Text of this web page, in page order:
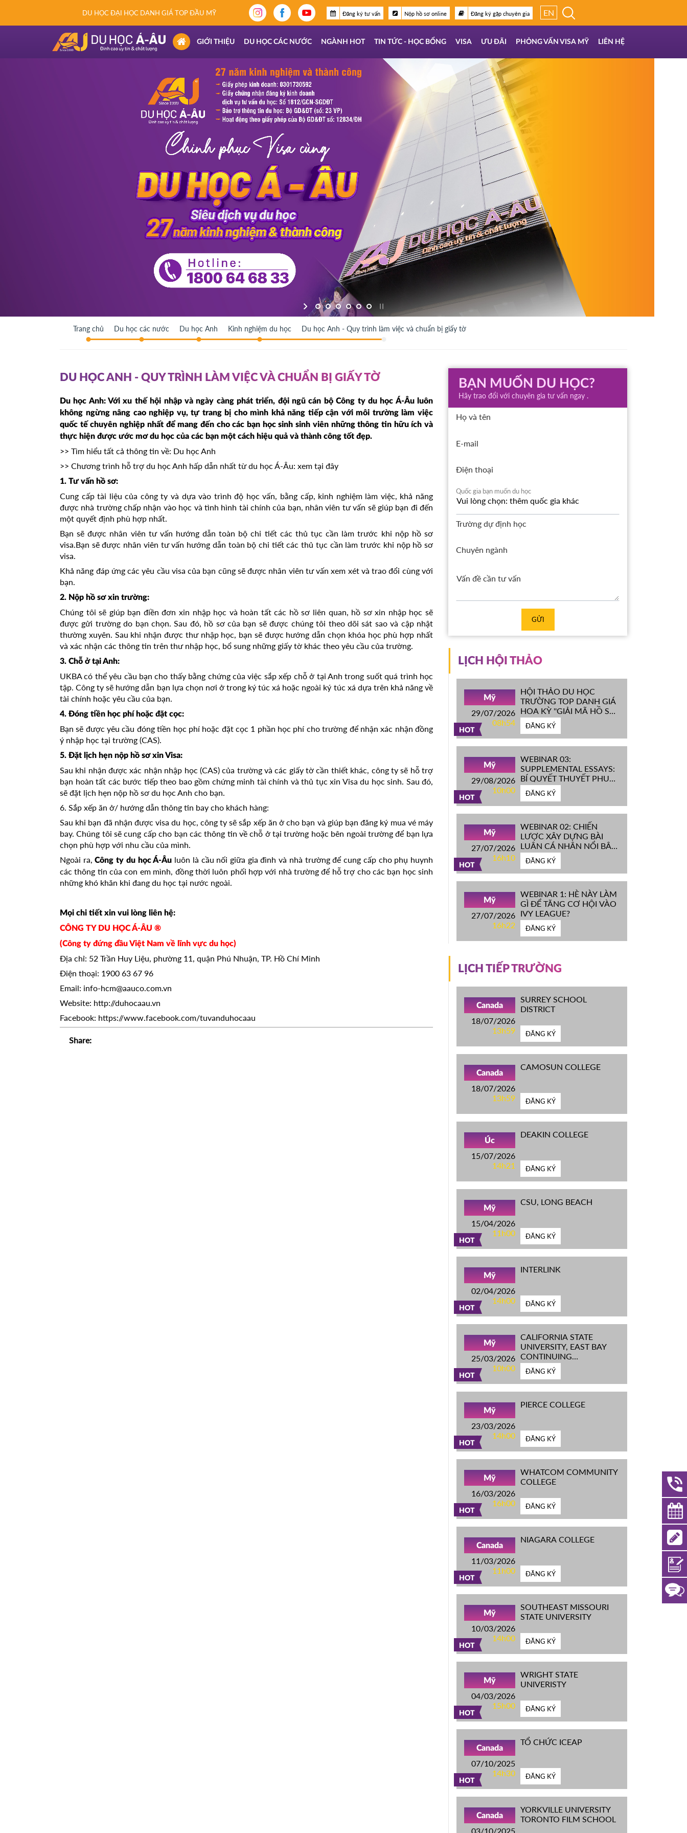
DU HỌC ĐẠI HỌC DANH GIÁ TOP ĐẦU MỸ Đăng ký tư vấn Nộp hồ sơ online Đăng ký gặp chuyên gia EN
(CURRENT)
GIỚI THIỆU DU HỌC CÁC NƯỚC NGÀNH HOT TIN TỨC - HỌC BỔNG VISA ƯU ĐÃI PHỎNG VẤN VISA MỸ LIÊN HỆ
Trang chủ Du học các nước Du học Anh Kinh nghiệm du học Du học Anh - Quy trình làm việc và chuẩn bị giấy tờ
DU HỌC ANH - QUY TRÌNH LÀM VIỆC VÀ CHUẨN BỊ GIẤY TỜ
Du học Anh: Với xu thế hội nhập và ngày càng phát triển, đội ngũ cán bộ Công ty du học Á-Âu luôn
không ngừng nâng cao nghiệp vụ, tự trang bị cho mình khả năng tiếp cận với môi trường làm việc
quốc tế chuyên nghiệp nhất để mang đến cho các bạn học sinh sinh viên những thông tin hữu ích và
thực hiện được ước mơ du học của các bạn một cách hiệu quả và thành công tốt đẹp.
>> Tìm hiểu tất cả thông tin về: Du học Anh
>> Chương trình hỗ trợ du học Anh hấp dẫn nhất từ du học Á-Âu: xem tại đây
1. Tư vấn hồ sơ:
Cung cấp tài liệu của công ty và dựa vào trình độ học vấn, bằng cấp, kinh nghiệm làm việc, khả năng
được nhà trường chấp nhận vào học và tình hình tài chính của bạn, nhân viên tư vấn sẽ giúp bạn đi đến
một quyết định phù hợp nhất.
Bạn sẽ được nhân viên tư vấn hướng dẫn toàn bộ chi tiết các thủ tục cần làm trước khi nộp hồ sơ
visa.Bạn sẽ được nhân viên tư vấn hướng dẫn toàn bộ chi tiết các thủ tục cần làm trước khi nộp hồ sơ
visa.
Khả năng đáp ứng các yêu cầu visa của bạn cũng sẽ được nhân viên tư vấn xem xét và trao đổi cùng với
bạn.
2. Nộp hồ sơ xin trường:
Chúng tôi sẽ giúp bạn điền đơn xin nhập học và hoàn tất các hồ sơ liên quan, hồ sơ xin nhập học sẽ
được gửi trường do bạn chọn. Sau đó, hồ sơ của bạn sẽ được chúng tôi theo dõi sát sao và cập nhật
thường xuyên. Sau khi nhận được thư nhập học, bạn sẽ được hướng dẫn chọn khóa học phù hợp nhất
và xác nhận các thông tin trên thư nhập học, bổ sung những giấy tờ khác theo yêu cầu của trường.
3. Chỗ ở tại Anh:
UKBA có thể yêu cầu bạn cho thấy bằng chứng của việc sắp xếp chỗ ở tại Anh trong suốt quá trình học
tập. Công ty sẽ hướng dẫn bạn lựa chọn nơi ở trong ký túc xá hoặc ngoài ký túc xá dựa trên khả năng về
tài chính hoặc yêu cầu của bạn.
4. Đóng tiền học phí hoặc đặt cọc:
Bạn sẽ được yêu cầu đóng tiền học phí hoặc đặt cọc 1 phần học phí cho trường để nhận xác nhận đồng
ý nhập học tại trường (CAS).
5. Đặt lịch hẹn nộp hồ sơ xin Visa:
Sau khi nhận được xác nhận nhập học (CAS) của trường và các giấy tờ cần thiết khác, công ty sẽ hỗ trợ
bạn hoàn tất các bước tiếp theo bao gồm chứng minh tài chính và thủ tục xin Visa du học sinh. Sau đó,
sẽ đặt lịch hẹn nộp hồ sơ du học Anh cho bạn.
6. Sắp xếp ăn ở/ hướng dẫn thông tin bay cho khách hàng:
Sau khi bạn đã nhận được visa du học, công ty sẽ sắp xếp ăn ở cho bạn và giúp bạn đăng ký mua vé máy
bay. Chúng tôi sẽ cung cấp cho bạn các thông tin về chỗ ở tại trường hoặc bên ngoài trường để bạn lựa
chọn phù hợp với nhu cầu của mình.
Ngoài ra, Công ty du học Á-Âu luôn là cầu nối giữa gia đình và nhà trường để cung cấp cho phụ huynh
các thông tin của con em mình, đồng thời luôn phối hợp với nhà trường để hỗ trợ cho các bạn học sinh
những khó khăn khi đang du học tại nước ngoài.
Mọi chi tiết xin vui lòng liên hệ:
CÔNG TY DU HỌC Á-ÂU ®
(Công ty đứng đầu Việt Nam về lĩnh vực du học)
Địa chỉ: 52 Trần Huy Liệu, phường 11, quận Phú Nhuận, TP. Hồ Chí Minh
Điện thoại: 1900 63 67 96
Email: info-hcm@aauco.com.vn
Website: http://duhocaau.vn
Facebook: https://www.facebook.com/tuvanduhocaau
Share:
BẠN MUỐN DU HỌC?
Hãy trao đổi với chuyên gia tư vấn ngay .
Họ và tên
E-mail
Điện thoại
Quốc gia bạn muốn du học
Trường dự định học
Chuyên ngành
GỬI
LỊCH HỘI THẢO
HOT
Mỹ
29/07/2026
08h54
HỘI THẢO DU HỌC
TRƯỜNG TOP DANH GIÁ
HOA KỲ ''GIẢI MÃ HỒ SƠ
IVY LEAGUE''
ĐĂNG KÝ
HOT
Mỹ
29/08/2026
10h00
WEBINAR 03:
SUPPLEMENTAL ESSAYS:
BÍ QUYẾT THUYẾT PHỤC
HỘI ĐỒNG TUYỂN SINH
ĐH TOP ĐẦU MỸ
ĐĂNG KÝ
HOT
Mỹ
27/07/2026
16h10
WEBINAR 02: CHIẾN
LƯỢC XÂY DỰNG BÀI
LUẬN CÁ NHÂN NỔI BẬT
CHINH PHỤC ĐH TOP
ĐẦU MỸ
ĐĂNG KÝ
Mỹ
27/07/2026
16h22
WEBINAR 1: HÈ NÀY LÀM
GÌ ĐỂ TĂNG CƠ HỘI VÀO
IVY LEAGUE?
ĐĂNG KÝ
LỊCH TIẾP TRƯỜNG
Canada
18/07/2026
13h59
SURREY SCHOOL
DISTRICT
ĐĂNG KÝ
Canada
18/07/2026
13h59
CAMOSUN COLLEGE
ĐĂNG KÝ
Úc
15/07/2026
14h21
DEAKIN COLLEGE
ĐĂNG KÝ
HOT
Mỹ
15/04/2026
11h00
CSU, LONG BEACH
ĐĂNG KÝ
HOT
Mỹ
02/04/2026
14h00
INTERLINK
ĐĂNG KÝ
HOT
Mỹ
25/03/2026
10h00
CALIFORNIA STATE
UNIVERSITY, EAST BAY
CONTINUING
EDUCATION
ĐĂNG KÝ
HOT
Mỹ
23/03/2026
14h00
PIERCE COLLEGE
ĐĂNG KÝ
HOT
Mỹ
16/03/2026
16h00
WHATCOM COMMUNITY
COLLEGE
ĐĂNG KÝ
HOT
Canada
11/03/2026
11h00
NIAGARA COLLEGE
ĐĂNG KÝ
HOT
Mỹ
10/03/2026
14h00
SOUTHEAST MISSOURI
STATE UNIVERSITY
ĐĂNG KÝ
HOT
Mỹ
04/03/2026
15h00
WRIGHT STATE
UNIVERISTY
ĐĂNG KÝ
HOT
Canada
07/10/2025
14h30
TỔ CHỨC ICEAP
ĐĂNG KÝ
Canada
03/10/2025
YORKVILLE UNIVERSITY
TORONTO FILM SCHOOL